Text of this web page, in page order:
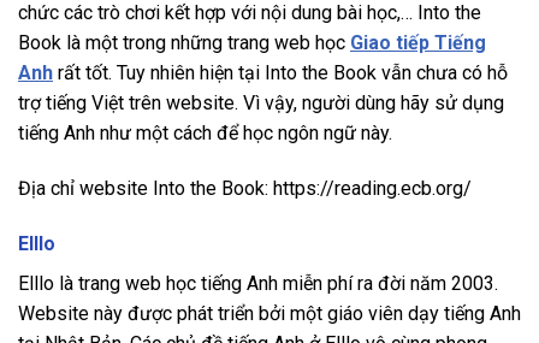
chức các trò chơi kết hợp với nội dung bài học,… Into the
Book là một trong những trang web học Giao tiếp Tiếng
Anh rất tốt. Tuy nhiên hiện tại Into the Book vẫn chưa có hỗ
trợ tiếng Việt trên website. Vì vậy, người dùng hãy sử dụng
tiếng Anh như một cách để học ngôn ngữ này.
Địa chỉ website Into the Book: https://reading.ecb.org/
Elllo
Elllo là trang web học tiếng Anh miễn phí ra đời năm 2003.
Website này được phát triển bởi một giáo viên dạy tiếng Anh